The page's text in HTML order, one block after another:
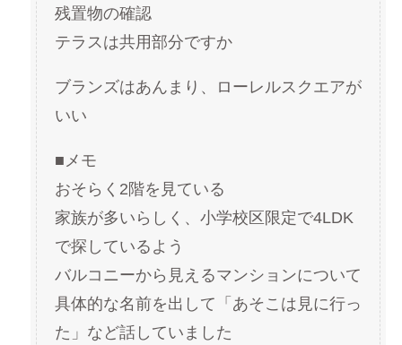
残置物の確認
テラスは共用部分ですか
ブランズはあんまり、ローレルスクエアが
いい
■メモ
おそらく2階を見ている
家族が多いらしく、小学校区限定で4LDK
で探しているよう
バルコニーから見えるマンションについて
具体的な名前を出して「あそこは見に行っ
た」など話していました